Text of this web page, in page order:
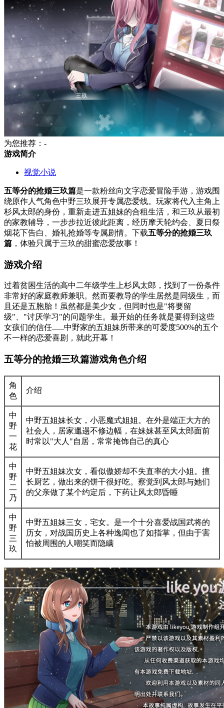
为您推荐：-
游戏简介
视觉小说
五等分的抢婚三玖篇是一款粉丝向文字恋爱冒险手游，游戏围
绕原作人气角色中野三玖展开专属恋爱线。玩家将代入主角上
杉风太郎的身份，重新走进五姐妹的合租生活，和三玖从最初
的家教辅导，一步步拉近彼此距离，经历摩天轮约会、夏日祭
烟花下告白、婚礼抢婚等专属剧情。下载五等分的抢婚三玖
篇 ，体验只属于三玖的甜蜜恋爱故事！
游戏介绍
过着贫困生活的高中二年级学生上杉风太郎，找到了一份条件
非常好的家庭教师兼职。然而要教导的学生居然是同级生，而
且还是五胞胎！虽然都是美少女，但同时也是"将要留
级"、"讨厌学习"的问题学生。最开始的任务就是要得到这些
女孩们的信任......中野家的五姐妹所带来的可爱度500%的五个
不一样的恋爱喜剧，就此开幕！
五等分的抢婚三玖篇游戏角色介绍
角
色
介绍
中
野
一
花
中野五姐妹长女，小恶魔式姐姐。在外是端正大方的
社会人，居家邋遢不修边幅，在妹妹甚至风太郎面前
时常以"大人"自居，常常掩饰自己的真心
中
野
二
乃
中野五姐妹次女，看似傲娇却不失直率的大小姐。擅
长厨艺，做出来的饼干很好吃。察觉到风太郎与她们
的父亲做了某个约定后，下药让风太郎昏睡
中
野
三
玖
中野五姐妹三女，宅女。是一个十分喜爱战国武将的
历女，对战国历史上各种逸闻也了如指掌，但由于害
怕被周围的人嘲笑而隐瞒